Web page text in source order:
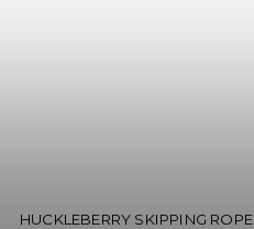
HUCKLEBERRY SKIPPING ROPE